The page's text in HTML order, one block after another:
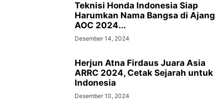
Teknisi Honda Indonesia Siap
Harumkan Nama Bangsa di Ajang
AOC 2024...
Desember 14, 2024
Herjun Atna Firdaus Juara Asia
ARRC 2024, Cetak Sejarah untuk
Indonesia
Desember 10, 2024